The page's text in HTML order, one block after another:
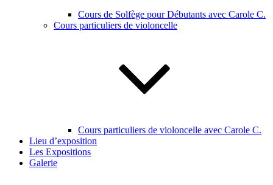
Cours de Solfège pour Débutants avec Carole C.
Cours particuliers de violoncelle
Cours particuliers de violoncelle avec Carole C.
Lieu d’exposition
Les Expositions
Galerie